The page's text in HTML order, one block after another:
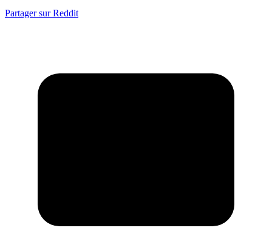
Partager sur Reddit